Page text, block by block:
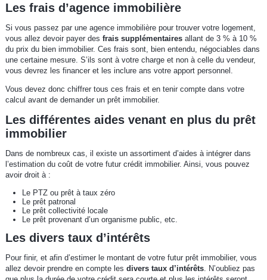
Les frais d’agence immobilière
Si vous passez par une agence immobilière pour trouver votre logement,
vous allez devoir payer des frais supplémentairesallant de 3 % à 10 %
du prix du bien immobilier. Ces frais sont, bien entendu, négociables dans
une certaine mesure. S’ils sont à votre charge et non à celle du vendeur,
vous devrez les financer et les inclure ans votre apport personnel.
Vous devez donc chiffrer tous ces frais et en tenir compte dans votre
calcul avant de demander un prêt immobilier.
Les différentes aides venant en plus du prêt
immobilier
Dans de nombreux cas, il existe un assortiment d’aides à intégrer dans
l’estimation du coût de votre futur crédit immobilier. Ainsi, vous pouvez
avoir droit à :
Le PTZ ou prêt à taux zéro
Le prêt patronal
Le prêt collectivité locale
Le prêt provenant d’un organisme public, etc.
Les divers taux d’intérêts
Pour finir, et afin d’estimer le montant de votre futur prêt immobilier, vous
allez devoir prendre en compte les divers taux d’intérêts. N’oubliez pas